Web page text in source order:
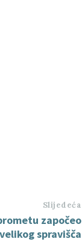
Slijedeća
započeo
spravišča